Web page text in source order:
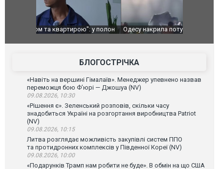
Одесу накрила потужна злива з градом та
Вже
БЛОГОСТРІЧКА
«Навіть на вершині Гімалаїв». Менеджер упевнено назвав
переможця бою Ф’юрі — Джошуа (NV)
09.08.2026, 10:30
«Рішення є». Зеленський розповів, скільки часу
знадобиться Україні на розгортання виробництва Patriot
(NV)
09.08.2026, 10:15
Литва розглядає можливість закупівлі систем ППО
та протидронних комплексів у Південної Кореї (NV)
09.08.2026, 10:00
«Подарунків Трамп нам робити не буде». В обмін на що США